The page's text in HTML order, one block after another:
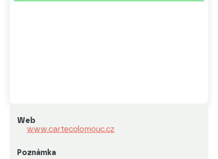
Web
www.cartecolomouc.cz
Poznámka